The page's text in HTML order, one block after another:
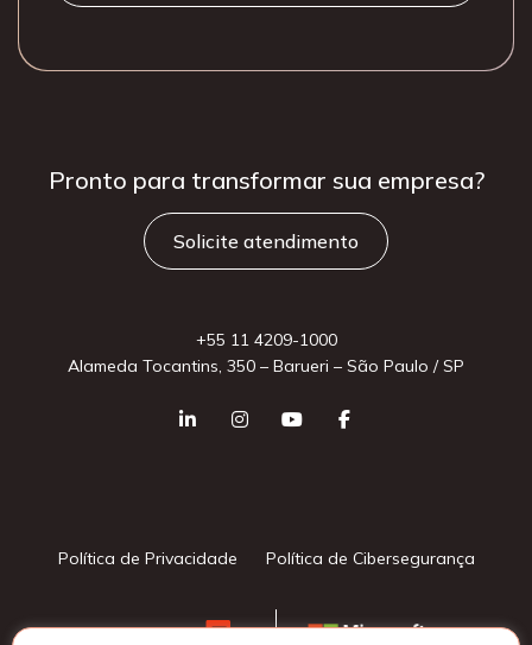
Pronto para transformar sua empresa?
Solicite atendimento
+55 11 4209-1000
Alameda Tocantins, 350 – Barueri – São Paulo / SP
Política de Privacidade Política de Cibersegurança